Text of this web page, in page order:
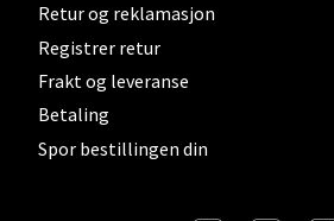
Retur og reklamasjon
Registrer retur
Frakt og leveranse
Betaling
Spor bestillingen din
Vitaminveien 7 - 9, 0485 Oslo
Åpent i dag 10-19
0 i butikk